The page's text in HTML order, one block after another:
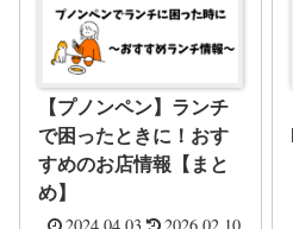
【プノンペン】ランチ
で困ったときに！おす
すめのお店情報【まと
め】